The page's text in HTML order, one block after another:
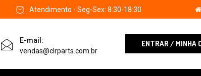
Atendimento - Seg-Sex: 8:30-18:30
E-mail:
vendas@clrparts.com.br
ENTRAR / MINHA